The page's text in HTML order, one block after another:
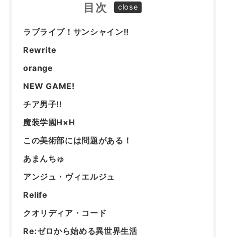
目次
ラブライブ！サンシャイン!!
Rewrite
orange
NEW GAME!
チア男子!!
魔装学園H×H
この美術部には問題がある！
あまんちゅ
アンジュ・ヴィエルジュ
Relife
クオリディア・コード
Re:ゼロから始める異世界生活